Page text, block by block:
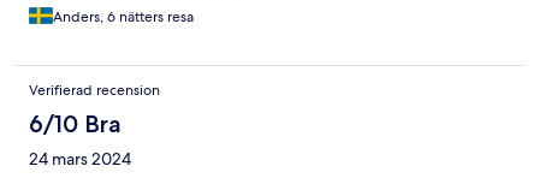
Anders, 6 nätters resa
Verifierad recension
6/10 Bra
24 mars 2024